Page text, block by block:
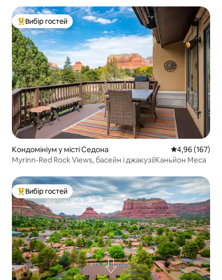
Топ вибір гостей
Вибір гостей
Кондомініум у місті Седона Середня
4,96 (167)
Myrinn-Red Rock Views, басейн і джакузі|Каньйон Меса
Топ вибір гостей
Вибір гостей